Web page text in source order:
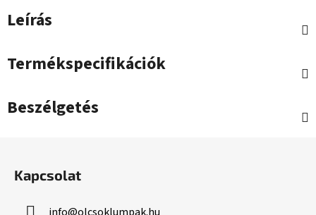
Leírás
Termékspecifikációk
Beszélgetés
Kapcsolat